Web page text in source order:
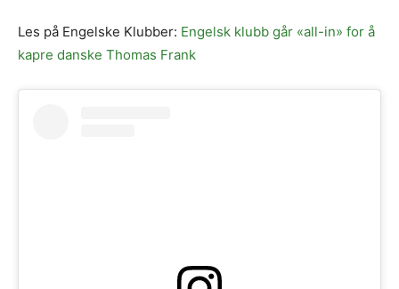
Les på Engelske Klubber: Engelsk klubb går «all-in» for å
kapre danske Thomas Frank